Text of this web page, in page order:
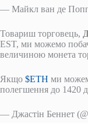
— Майкл ван де
Товариш торговець,
EST, ми можемо
величиною монета
Якщо $ETH ми
полегшення до 1420
— Джастін Беннет